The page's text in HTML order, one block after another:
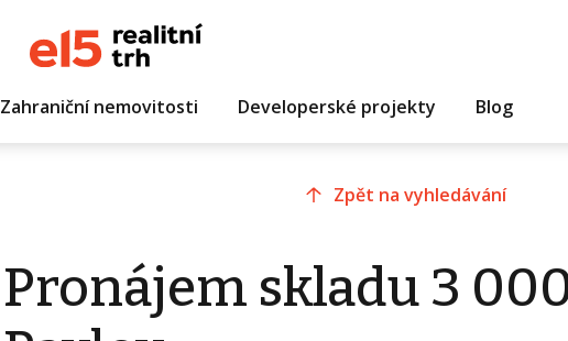
Zahraniční nemovitosti Developerské projekty Blog
Zpět na vyhledávání
Pronájem skladu 3